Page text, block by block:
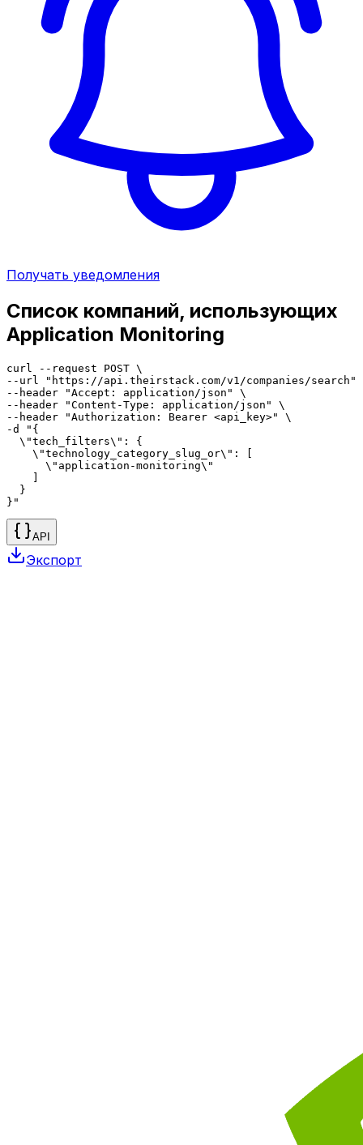
Получать уведомления
Список компаний, использующих
Application Monitoring
curl --request POST \
--url "https://api.theirstack.com/v1/companies/search"
--header "Accept: application/json" \
--header "Content-Type: application/json" \
--header "Authorization: Bearer <api_key>" \
-d "{
  \"tech_filters\": {
    \"technology_category_slug_or\": [
      \"application-monitoring\"
    ]
  }
}"
API
Экспорт